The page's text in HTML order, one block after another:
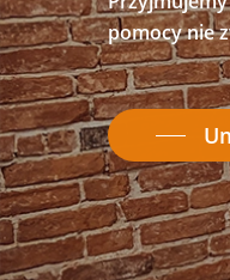
pomocy nie